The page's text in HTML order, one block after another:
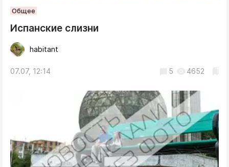
Общее
Испанские слизни
habitant
07.07, 12:14 5 4652